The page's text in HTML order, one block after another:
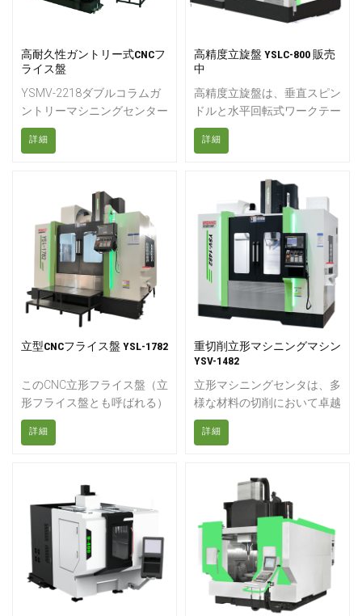
高耐久性ガントリー式CNCフ
ライス盤
YSMV-2218ダブルコラムガ
ントリーマシニングセンター
は、大型ワークピースの高精
度かつ高負荷なフライス加工
詳細
高精度立旋盤 YSLC-800 販売
中
高精度立旋盤は、垂直スピン
ドルと水平回転式ワークテー
ブルを備えたハイエンドCNC
工作機械です。大型、重量
して、旋削、フライス加工、
穴あけ、ねじ切りなどの複雑
な加工をミクロンレベルの精
度で行うために特別に設計さ
れています。
詳細
立型CNCフライス盤 YSL-1782
このCNC立形フライス盤（立
形フライス盤とも呼ばれる）
は、鋼、アルミニウム、鋳
鉄、その他の金属材料の高精
造、安定した性能、そして柔
軟な構成により、金型製作、
自動車部品、航空宇宙部品、
および一般的な精密製造に最
適です。
詳細
重切削立形マシニングマシン
YSV-1482
立形マシニングセンタは、多
様な材料の切削において卓越
した汎用性を発揮し、生産性
を大幅に向上させます。生産
とで、プロセス全体の収益性
を高めます。エンジニアは、
高度な設計機能を組み込むこ
とで作業を効率化し、頻繁な
品質検査によるダウンタイム
を効果的に削減しています。
CNC立形マシニングセンタ
詳細